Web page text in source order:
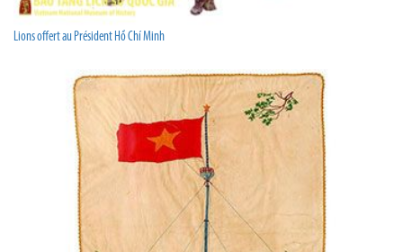
Lions offert au Président Hồ Chí Minh